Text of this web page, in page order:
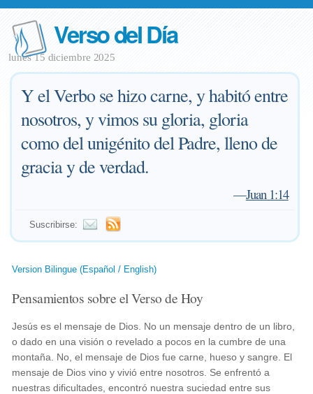
Verso del Día
lunes 15 diciembre 2025
Y el Verbo se hizo carne, y habitó entre
nosotros, y vimos su gloria, gloria
como del unigénito del Padre, lleno de
gracia y de verdad.
—Juan 1:14
Suscribirse:
Version Bilingue (Español / English)
Pensamientos sobre el Verso de Hoy
Jesús es el mensaje de Dios. No un mensaje dentro de un libro,
o dado en una visión o revelado a pocos en la cumbre de una
montaña. No, el mensaje de Dios fue carne, hueso y sangre. El
mensaje de Dios vino y vivió entre nosotros. Se enfrentó a
nuestras dificultades, encontró nuestra suciedad entre sus